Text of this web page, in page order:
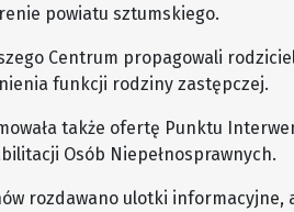
powiatu sztumskiego.
Centrum propagowali
funkcji rodziny zastępczej.
także ofertę Punktu
Osób Niepełnosprawnych.
rozdawano ulotki informacyjne,